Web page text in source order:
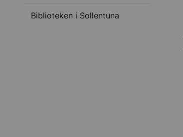
Biblioteken i Sollentuna